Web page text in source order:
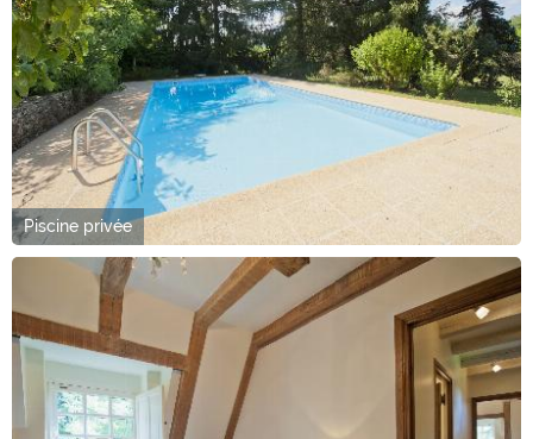
Piscine privée